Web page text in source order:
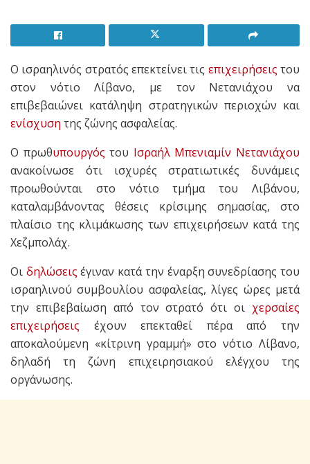
Ο ισραηλινός στρατός επεκτείνει τις επιχειρήσεις του
στον νότιο Λίβανο, με τον Νετανιάχου να
επιβεβαιώνει κατάληψη στρατηγικών περιοχών και
ενίσχυση της ζώνης ασφαλείας.
Ο πρωθυπουργός του Ισραήλ Μπενιαμίν Νετανιάχου
ανακοίνωσε ότι ισχυρές στρατιωτικές δυνάμεις
προωθούνται στο νότιο τμήμα του Λιβάνου,
καταλαμβάνοντας θέσεις κρίσιμης σημασίας, στο
πλαίσιο της κλιμάκωσης των επιχειρήσεων κατά της
Χεζμπολάχ.
Οι δηλώσεις έγιναν κατά την έναρξη συνεδρίασης του
ισραηλινού συμβουλίου ασφαλείας, λίγες ώρες μετά
την επιβεβαίωση από τον στρατό ότι οι χερσαίες
επιχειρήσεις έχουν επεκταθεί πέρα από την
αποκαλούμενη «κίτρινη γραμμή» στο νότιο Λίβανο,
δηλαδή τη ζώνη επιχειρησιακού ελέγχου της
οργάνωσης.